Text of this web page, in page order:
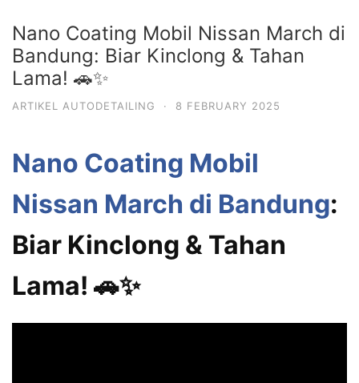
Nano Coating Mobil Nissan March di
Bandung: Biar Kinclong & Tahan
Lama! 🚗✨
ARTIKEL AUTODETAILING · 8 FEBRUARY 2025
Nano Coating Mobil
Nissan March di Bandung:
Biar Kinclong & Tahan
Lama! 🚗✨